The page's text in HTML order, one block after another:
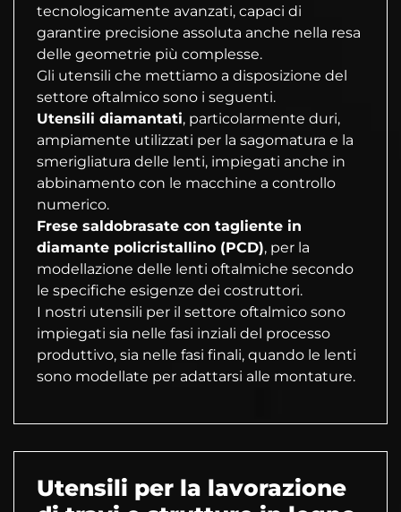
tecnologicamente avanzati, capaci di
garantire precisione assoluta anche nella resa
delle geometrie più complesse.
Gli utensili che mettiamo a disposizione del
settore oftalmico sono i seguenti.
Utensili diamantati, particolarmente duri,
ampiamente utilizzati per la sagomatura e la
smerigliatura delle lenti, impiegati anche in
abbinamento con le macchine a controllo
numerico.
Frese saldobrasate con tagliente in
diamante policristallino (PCD), per la
modellazione delle lenti oftalmiche secondo
le specifiche esigenze dei costruttori.
I nostri utensili per il settore oftalmico sono
impiegati sia nelle fasi inziali del processo
produttivo, sia nelle fasi finali, quando le lenti
sono modellate per adattarsi alle montature.
Utensili per la lavorazione